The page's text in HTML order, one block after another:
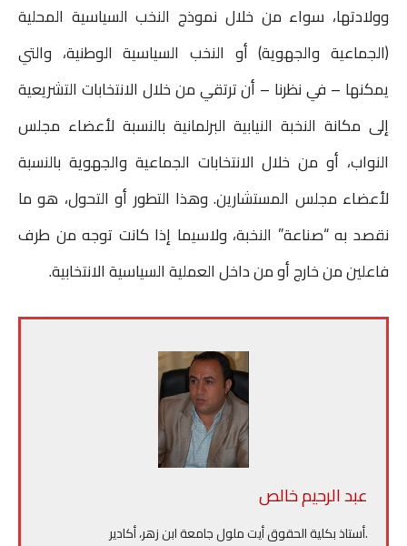
وولادتها، سواء من خلال نموذج النخب السياسية المحلية
(الجماعية والجهوية) أو النخب السياسية الوطنية، والتي
يمكنها – في نظرنا – أن ترتقي من خلال الانتخابات التشريعية
إلى مكانة النخبة النيابية البرلمانية بالنسبة لأعضاء مجلس
النواب، أو من خلال الانتخابات الجماعية والجهوية بالنسبة
لأعضاء مجلس المستشارين. وهذا التطور أو التحول، هو ما
نقصد به “صناعة” النخبة، ولاسيما إذا كانت توجه من طرف
فاعلين من خارج أو من داخل العملية السياسية الانتخابية.
عبد الرحيم خالص
.أستاذ بكلية الحقوق أيت ملول جامعة ابن زهر، أكادير